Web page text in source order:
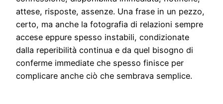
attese, risposte, assenze. Una frase in un pezzo,
certo, ma anche la fotografia di relazioni sempre
accese eppure spesso instabili, condizionate
dalla reperibilità continua e da quel bisogno di
conferme immediate che spesso finisce per
complicare anche ciò che sembrava semplice.